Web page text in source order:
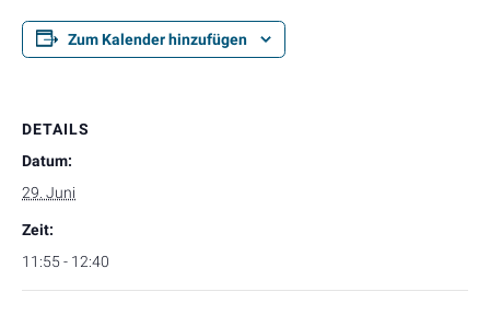
Zum Kalender hinzufügen
DETAILS
Datum:
29. Juni
Zeit:
11:55 - 12:40